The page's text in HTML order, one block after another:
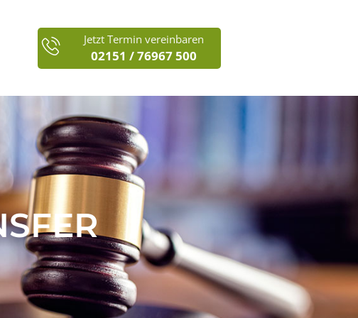
Jetzt Termin vereinbaren
02151 / 76967 500